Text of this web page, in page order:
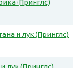
(Принглс)
и лук (Принглс)